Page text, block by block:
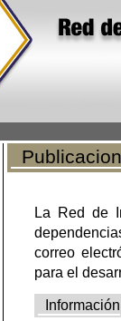
La Red de
correo
para el
Información